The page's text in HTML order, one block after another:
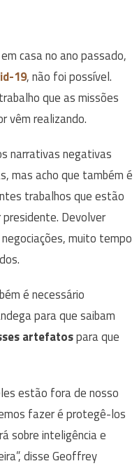
casa no ano passado,
19, não foi possível.
que as missões
vêm realizando.
narrativas negativas
mas acho que também é
trabalhos que estão
Devolver
muito tempo
é necessário
para que saibam
artefatospara que
estão fora de nosso
fazer é protegê-los
sobre inteligência e
disse Geoffrey